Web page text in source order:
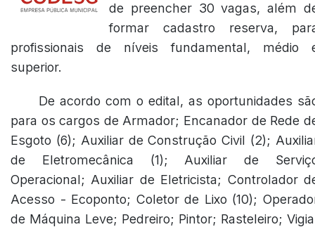
de preencher 30 vagas, além
formar cadastro reserva,
profissionais de níveis fundamental, médio
superior.
De acordo com o edital, as oportunidades
para os cargos de Armador; Encanador de Rede
Esgoto (6); Auxiliar de Construção Civil (2);
de Eletromecânica (1); Auxiliar de
Operacional; Auxiliar de Eletricista; Controlador
Acesso - Ecoponto; Coletor de Lixo (10);
de Máquina Leve; Pedreiro; Pintor; Rasteleiro;